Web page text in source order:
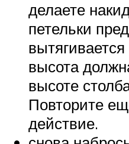
делаете
петельки
высота
высоте
Повторите
действие.